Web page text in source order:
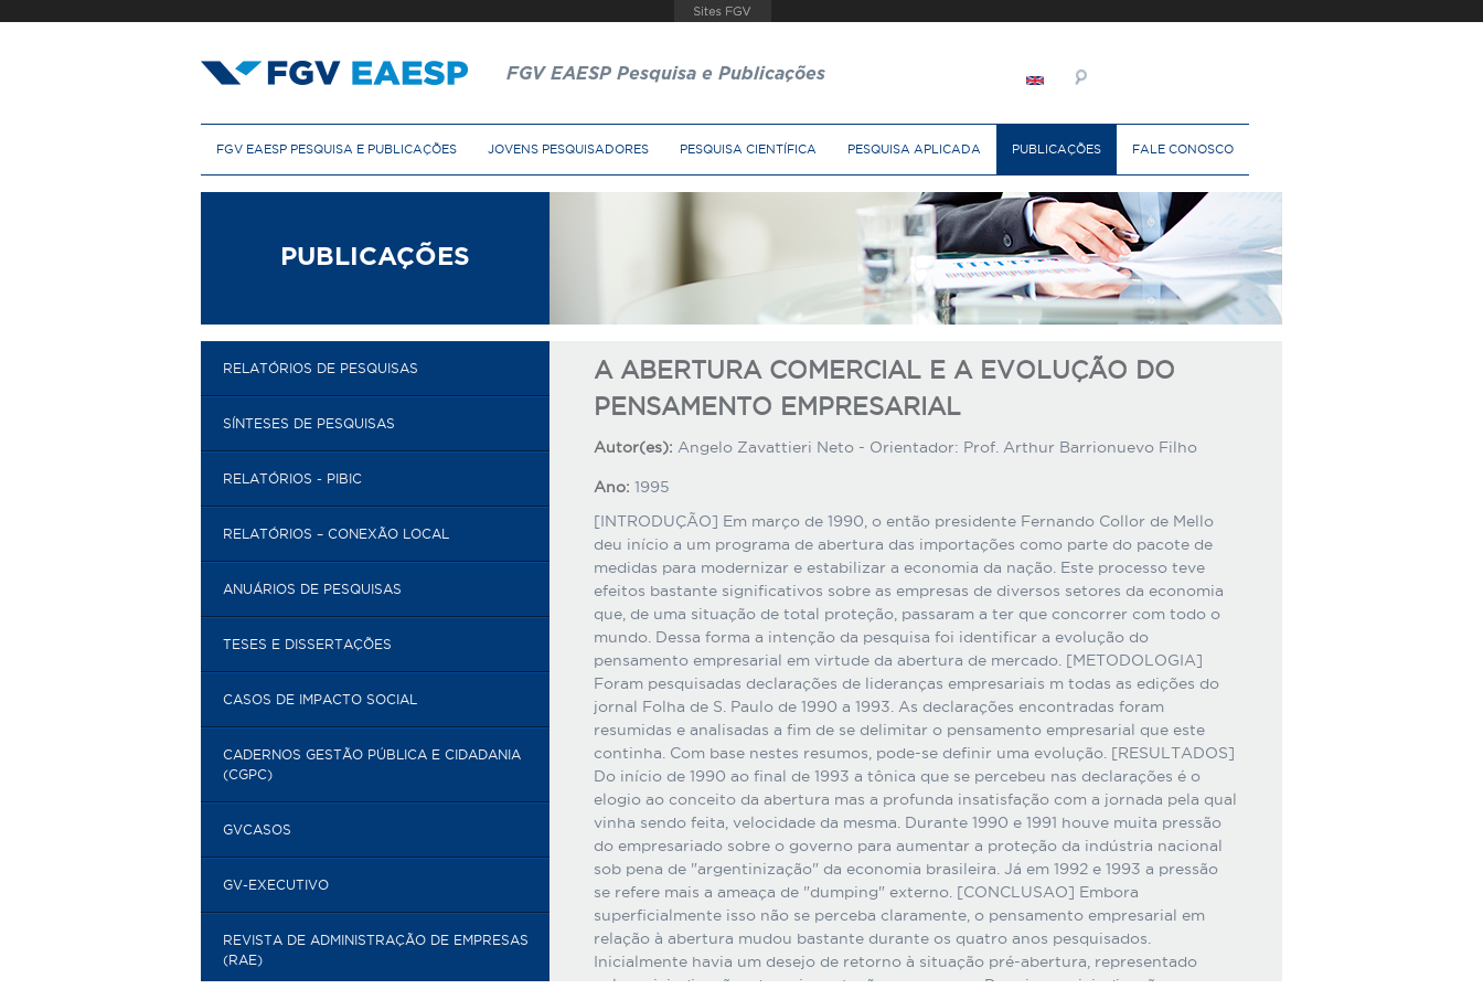
FGV EAESP Pesquisa e Publicações
n
c
i
a
FGV EAESP PESQUISA E PUBLICAÇÕES JOVENS PESQUISADORES PESQUISA CIENTÍFICA PESQUISA APLICADA PUBLICAÇÕES FALE CONOSCO
PUBLICAÇÕES
A ABERTURA COMERCIAL E A EVOLUÇÃO DO
PENSAMENTO EMPRESARIAL
Autor(es): Angelo Zavattieri Neto - Orientador: Prof. Arthur Barrionuevo Filho
Ano: 1995
[INTRODUÇÃO] Em março de 1990, o então presidente Fernando Collor de Mello
deu início a um programa de abertura das importações como parte do pacote de
medidas para modernizar e estabilizar a economia da nação. Este processo teve
efeitos bastante significativos sobre as empresas de diversos setores da economia
que, de uma situação de total proteção, passaram a ter que concorrer com todo o
mundo. Dessa forma a intenção da pesquisa foi identificar a evolução do
pensamento empresarial em virtude da abertura de mercado. [METODOLOGIA]
Foram pesquisadas declarações de lideranças empresariais m todas as edições do
jornal Folha de S. Paulo de 1990 a 1993. As declarações encontradas foram
resumidas e analisadas a fim de se delimitar o pensamento empresarial que este
continha. Com base nestes resumos, pode-se definir uma evolução. [RESULTADOS]
Do início de 1990 ao final de 1993 a tônica que se percebeu nas declarações é o
elogio ao conceito da abertura mas a profunda insatisfação com a jornada pela qual
vinha sendo feita, velocidade da mesma. Durante 1990 e 1991 houve muita pressão
do empresariado sobre o governo para aumentar a proteção da indústria nacional
sob pena de "argentinização" da economia brasileira. Já em 1992 e 1993 a pressão
se refere mais a ameaça de "dumping" externo. [CONCLUSAO] Embora
superficialmente isso não se perceba claramente, o pensamento empresarial em
relação à abertura mudou bastante durante os quatro anos pesquisados.
Inicialmente havia um desejo de retorno à situação pré-abertura, representado
pelas reivindicações de mais proteção ao governo. Depois as reivindicações se
RELATÓRIOS DE PESQUISAS
SÍNTESES DE PESQUISAS
RELATÓRIOS - PIBIC
RELATÓRIOS – CONEXÃO LOCAL
ANUÁRIOS DE PESQUISAS
TESES E DISSERTAÇÕES
CASOS DE IMPACTO SOCIAL
CADERNOS GESTÃO PÚBLICA E CIDADANIA
(CGPC)
GVCASOS
GV-EXECUTIVO
REVISTA DE ADMINISTRAÇÃO DE EMPRESAS
(RAE)